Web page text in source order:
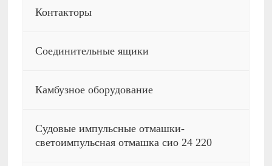
Контакторы
Соединительные ящики
Камбузное оборудование
Судовые импульсные отмашки-
светоимпульсная отмашка сио 24 220